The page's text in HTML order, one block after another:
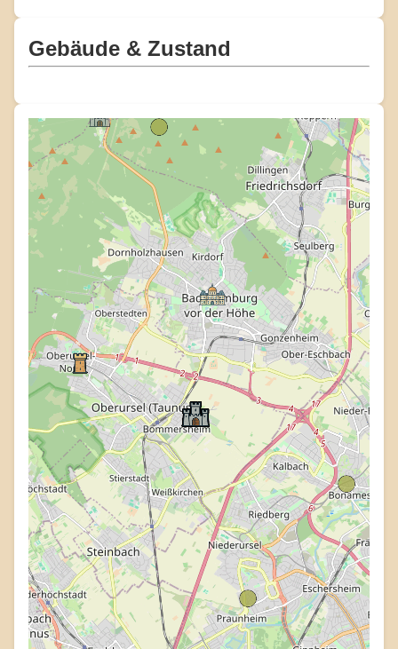
Gebäude & Zustand